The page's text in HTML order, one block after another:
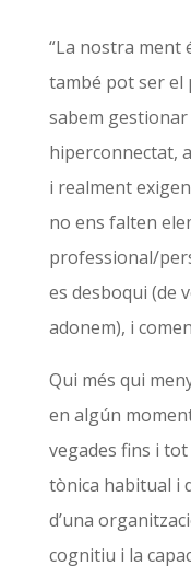
“La nostra ment
també pot ser el
sabem
hiperconnectat,
i realment
no ens falten
professional/
es desboqui (de
adonem), i
Qui més qui
en algún
vegades fins i
tònica habitual i
d’una
cognitiu i la